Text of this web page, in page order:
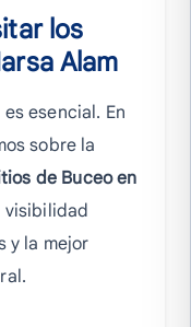
los
Alam
esencial. En
sobre la
de Buceo en
visibilidad
y la mejor